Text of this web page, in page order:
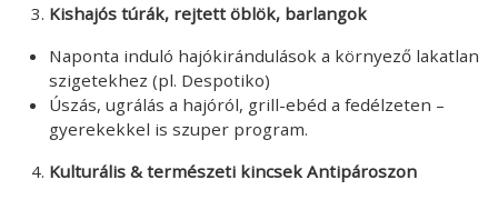
Kishajós túrák, rejtett öblök, barlangok
Naponta induló hajókirándulások a környező lakatlan
szigetekhez (pl. Despotiko)
Úszás, ugrálás a hajóról, grill-ebéd a fedélzeten –
gyerekekkel is szuper program.
Kulturális & természeti kincsek Antipároszon